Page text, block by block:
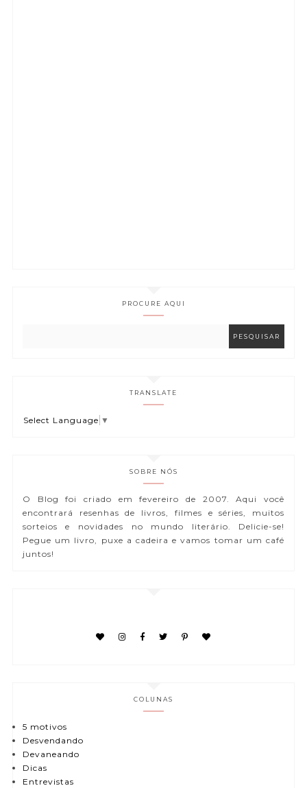
PROCURE AQUI
TRANSLATE
Select Language ▼
SOBRE NÓS
O Blog foi criado em fevereiro de 2007. Aqui você
encontrará resenhas de livros, filmes e séries, muitos
sorteios e novidades no mundo literário. Delicie-se!
Pegue um livro, puxe a cadeira e vamos tomar um café
juntos!
COLUNAS
5 motivos
Desvendando
Devaneando
Dicas
Entrevistas